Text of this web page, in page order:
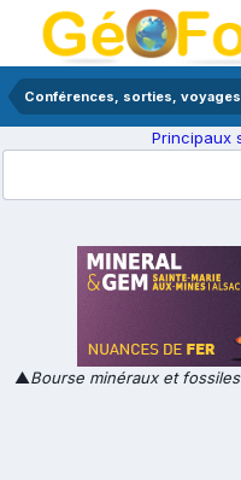
Conférences, sorties,
Principaux
▲Bourse minéraux et